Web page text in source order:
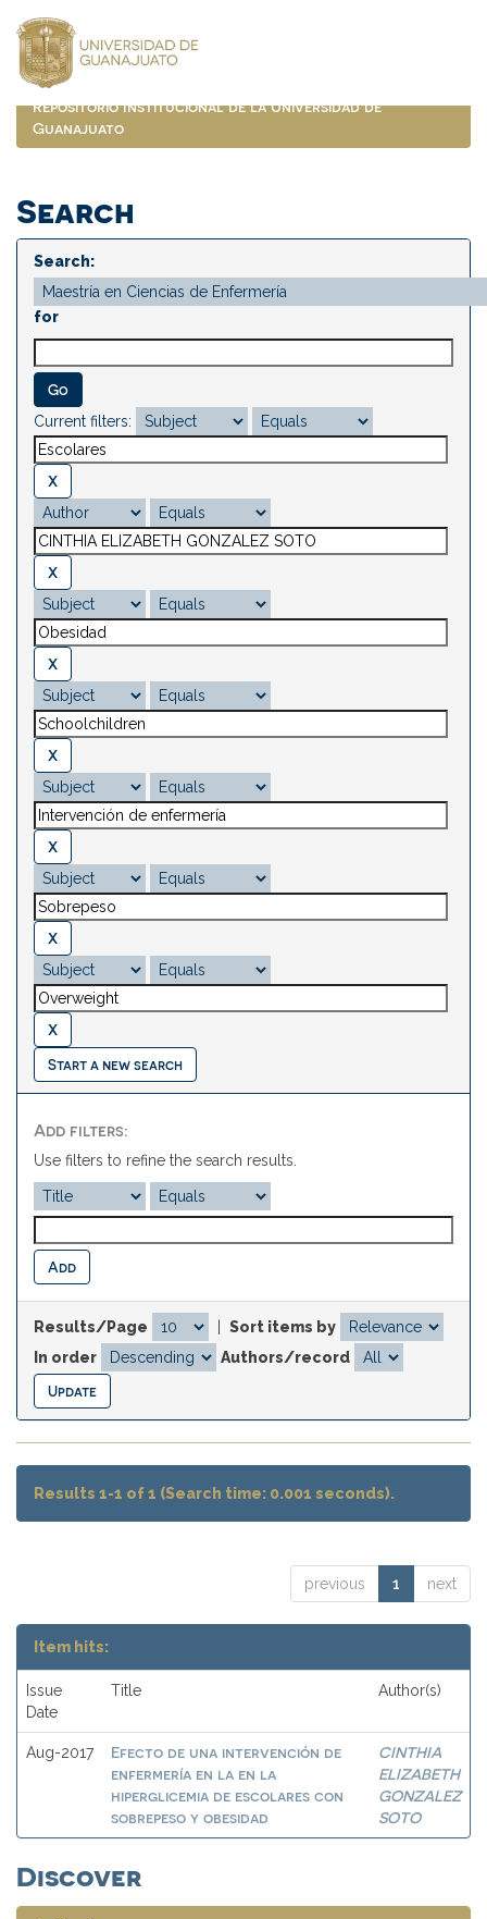
navigation
Repositorio Institucional de la Universidad de
Guanajuato
Search
Search:
for
Current filters:
Start a new search
Add filters:
Use filters to refine the search results.
Results/Page
Sort items by
In order
Authors/record
Results 1-1 of 1 (Search time: 0.001 seconds).
previous 1 next
Item hits:
Issue
Date
Title Author(s)
Aug-2017
Efecto de una intervención de
enfermería en la en la
hiperglicemia de escolares con
sobrepeso y obesidad
CINTHIA
ELIZABETH
GONZALEZ
SOTO
Discover